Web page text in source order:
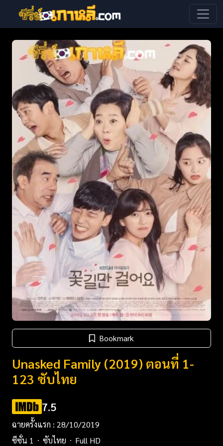
Bookmark
Unasked Family (2019) ตอนที่ 1-
123 ซับไทย
7.5
ฉายครั้งแรก : 28/10/2019
ซีซั่น 1
ซับไทย
Full HD